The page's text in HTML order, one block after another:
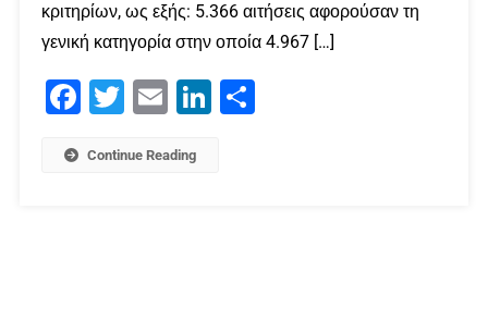
κριτηρίων, ως εξής: 5.366 αιτήσεις αφορούσαν τη
γενική κατηγορία στην οποία 4.967 […]
Facebook
Twitter Email LinkedIn
Continue Reading